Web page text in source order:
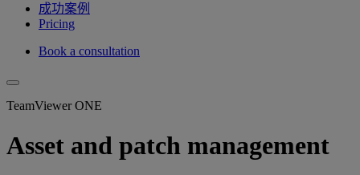
成功案例
Pricing
Book a consultation
TeamViewer ONE
Asset and patch management